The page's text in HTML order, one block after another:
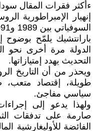
ءأكثر فقرات المقال
السوفياتي بين 1989 و1991.
بارانتشيك يلمّح بوضوح
الدولة مرة أخرى
التحديث يهدد إمتيازاتها.
ويحذر من أن التاريخ
طويلة، إقتصاد متعب،
سياسي مفاجئ.
ولهذا يدعو إلى
صارمة على تدفقات
الفائضة للأوليغارشية